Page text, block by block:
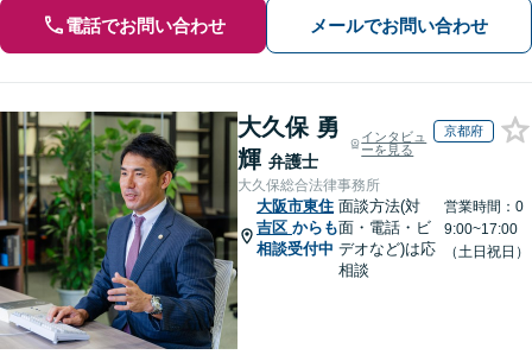
電話でお問い合わせ メールでお問い合わせ
大久保 勇
輝 弁護士
インタビュ
ーを見る
京都府
大久保総合法律事務所
大阪市東住
吉区 からも
相談受付中
面談方法(対
面・電話・ビ
デオなど)は応
相談
営業時間：0
9:00~17:00
（土日祝日）